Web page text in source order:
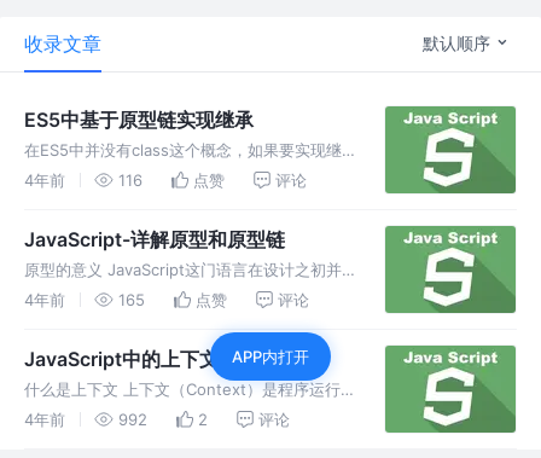
收录文章 默认顺序
ES5中基于原型链实现继承
在ES5中并没有class这个概念，如果要实现继
承关系，需要通过修改原型链来实现，事实上在
底层实现依然是原型链。
4年前 116 点赞 评论
JavaScript-详解原型和原型链
原型的意义 JavaScript这门语言在设计之初并
没有类的概念（目前也是），那么没有类是如何
4年前 165 点赞 评论
JavaScript中的上下文环境
什么是上下文 上下文（Context）是程序运行
的环境，在上下文中存储了一段程序运行时所需
4年前 992 2 评论
APP内打开